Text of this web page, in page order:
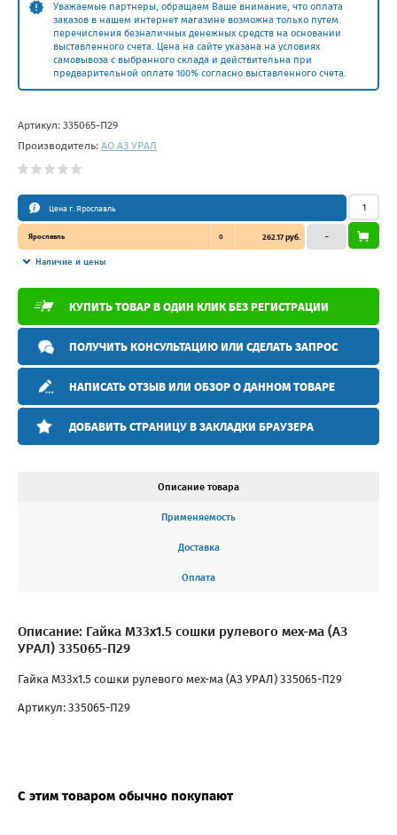
Уважаемые партнеры, обращаем Ваше внимание, что оплата
заказов в нашем интернет магазине возможна только путем
перечисления безналичных денежных средств на основании
выставленного счета. Цена на сайте указана на условиях
самовывоза с выбранного склада и действительна при
предварительной оплате 100% согласно выставленного счета.
Артикул: 335065-П29
Производитель: АО АЗ УРАЛ
Цена г. Ярославль
Ярославль 0 262.17 руб.
Наличие и цены
–
КУПИТЬ ТОВАР В ОДИН КЛИК БЕЗ РЕГИСТРАЦИИ
ПОЛУЧИТЬ КОНСУЛЬТАЦИЮ ИЛИ СДЕЛАТЬ ЗАПРОС
НАПИСАТЬ ОТЗЫВ ИЛИ ОБЗОР О ДАННОМ ТОВАРЕ
ДОБАВИТЬ СТРАНИЦУ В ЗАКЛАДКИ БРАУЗЕРА
Описание товара
Применяемость
Доставка
Оплата
Описание: Гайка М33х1.5 сошки рулевого мех-ма (АЗ
УРАЛ) 335065-П29
Гайка М33х1.5 сошки рулевого мех-ма (АЗ УРАЛ) 335065-П29
Артикул: 335065-П29
С этим товаром обычно покупают